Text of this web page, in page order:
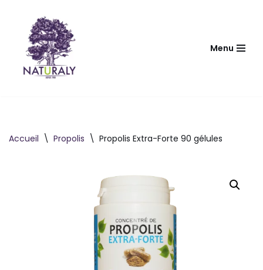
contenu
Menu
Accueil \ Propolis \ Propolis Extra-Forte 90 gélules